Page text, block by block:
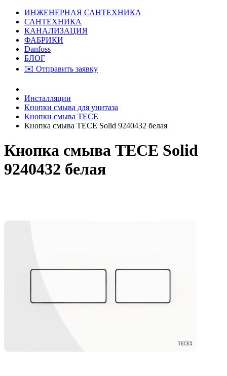
ИНЖЕНЕРНАЯ САНТЕХНИКА
САНТЕХНИКА
КАНАЛИЗАЦИЯ
ФАБРИКИ
Danfoss
БЛОГ
✉️ Отправить заявку
Инсталляции
Кнопки смыва для унитаза
Кнопки смыва TECE
Кнопка смыва TECE Solid 9240432 белая
Кнопка смыва TECE Solid
9240432 белая